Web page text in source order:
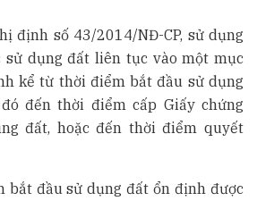
định số 43/2014/NĐ-CP, sử dụng
dụng đất liên tục vào một mục
kể từ thời điểm bắt đầu sử dụng
đến thời điểm cấp Giấy chứng
đất, hoặc đến thời điểm quyết
bắt đầu sử dụng đất ổn định được